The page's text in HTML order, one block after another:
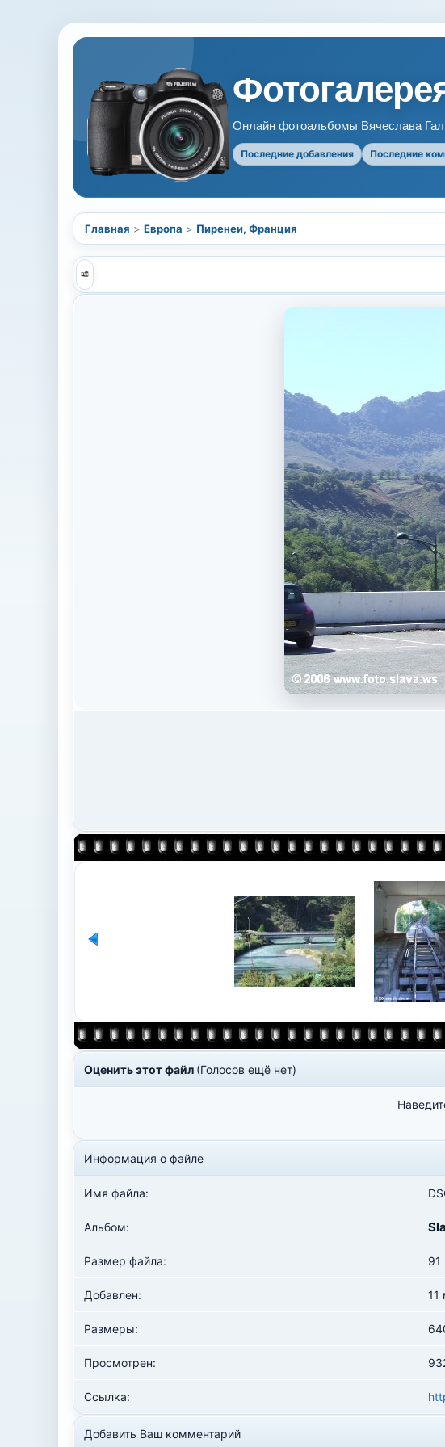
Онлайн фотоальбомы Вячеслава
Последние добавления Последние
Главная > Европа > Пиренеи, Франция
Оценить этот файл (Голосов ещё нет)
Информация о файле
Имя файла:
Альбом:
Размер файла: 91
Добавлен: 11
Размеры:
Просмотрен:
Ссылка:
Добавить Ваш комментарий